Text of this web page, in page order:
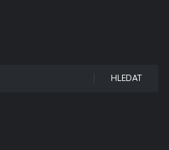
HLEDAT